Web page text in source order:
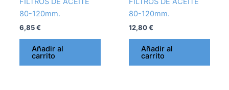
80-120mm.
6,85€
Añadir al
carrito
80-120mm.
12,80€
Añadir al
carrito